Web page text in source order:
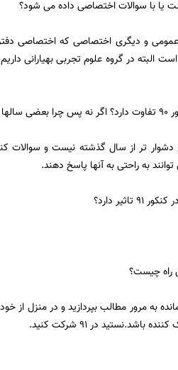
یا با سوالات اختصاصی داده می شود؟
تر از سال گذشته نیست و سوالات
به راحتی به آنها پاسخ دهند.
دارد؟
راه چیست؟
به مرور مطالب بپردازید و در منزل از
در 91 شرکت کنید.